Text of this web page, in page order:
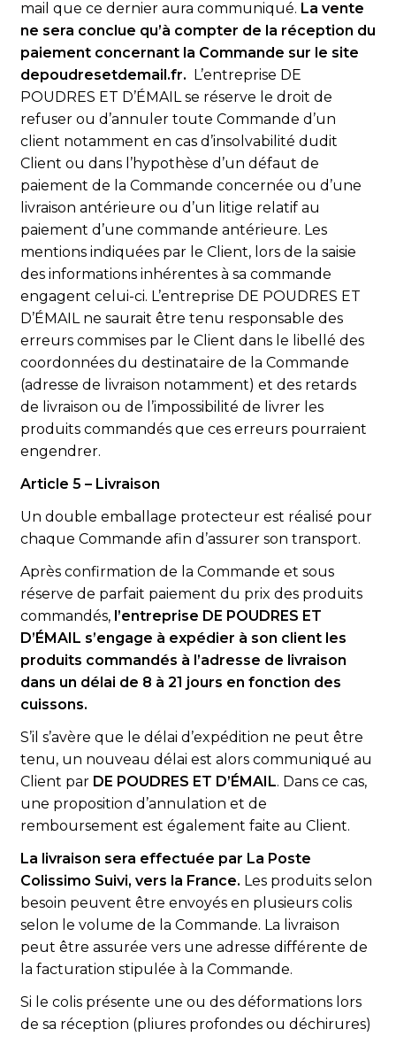
mail que ce dernier aura communiqué. La vente
ne sera conclue qu’à compter de la réception du
paiement concernant la Commande sur le site
depoudresetdemail.fr. L’entreprise DE
POUDRES ET D’ÉMAIL se réserve le droit de
refuser ou d’annuler toute Commande d’un
client notamment en cas d’insolvabilité dudit
Client ou dans l’hypothèse d’un défaut de
paiement de la Commande concernée ou d’une
livraison antérieure ou d’un litige relatif au
paiement d’une commande antérieure. Les
mentions indiquées par le Client, lors de la saisie
des informations inhérentes à sa commande
engagent celui-ci. L’entreprise DE POUDRES ET
D’ÉMAIL ne saurait être tenu responsable des
erreurs commises par le Client dans le libellé des
coordonnées du destinataire de la Commande
(adresse de livraison notamment) et des retards
de livraison ou de l’impossibilité de livrer les
produits commandés que ces erreurs pourraient
engendrer.
Article 5 – Livraison
Un double emballage protecteur est réalisé pour
chaque Commande afin d’assurer son transport.
Après confirmation de la Commande et sous
réserve de parfait paiement du prix des produits
commandés, l’entreprise DE POUDRES ET
D’ÉMAIL s’engage à expédier à son client les
produits commandés à l’adresse de livraison
dans un délai de 8 à 21 jours en fonction des
cuissons.
S’il s’avère que le délai d’expédition ne peut être
tenu, un nouveau délai est alors communiqué au
Client par DE POUDRES ET D’ÉMAIL. Dans ce cas,
une proposition d’annulation et de
remboursement est également faite au Client.
La livraison sera effectuée par La Poste
Colissimo Suivi, vers la France. Les produits selon
besoin peuvent être envoyés en plusieurs colis
selon le volume de la Commande. La livraison
peut être assurée vers une adresse différente de
la facturation stipulée à la Commande.
Si le colis présente une ou des déformations lors
de sa réception (pliures profondes ou déchirures)